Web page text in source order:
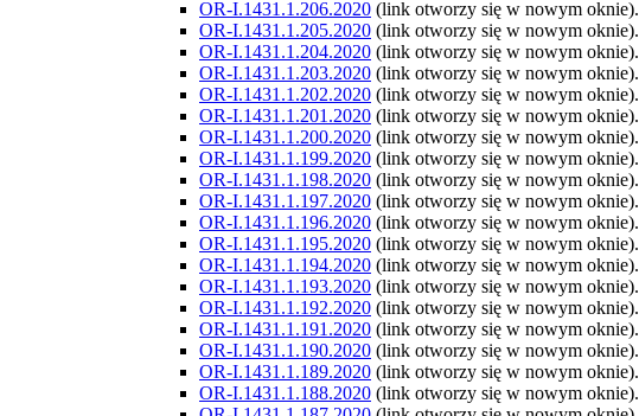
OR-I.1431.1.206.2020 (link otworzy się w nowym oknie).
OR-I.1431.1.205.2020 (link otworzy się w nowym oknie).
OR-I.1431.1.204.2020 (link otworzy się w nowym oknie).
OR-I.1431.1.203.2020 (link otworzy się w nowym oknie).
OR-I.1431.1.202.2020 (link otworzy się w nowym oknie).
OR-I.1431.1.201.2020 (link otworzy się w nowym oknie).
OR-I.1431.1.200.2020 (link otworzy się w nowym oknie).
OR-I.1431.1.199.2020 (link otworzy się w nowym oknie).
OR-I.1431.1.198.2020 (link otworzy się w nowym oknie).
OR-I.1431.1.197.2020 (link otworzy się w nowym oknie).
OR-I.1431.1.196.2020 (link otworzy się w nowym oknie).
OR-I.1431.1.195.2020 (link otworzy się w nowym oknie).
OR-I.1431.1.194.2020 (link otworzy się w nowym oknie).
OR-I.1431.1.193.2020 (link otworzy się w nowym oknie).
OR-I.1431.1.192.2020 (link otworzy się w nowym oknie).
OR-I.1431.1.191.2020 (link otworzy się w nowym oknie).
OR-I.1431.1.190.2020 (link otworzy się w nowym oknie).
OR-I.1431.1.189.2020 (link otworzy się w nowym oknie).
OR-I.1431.1.188.2020 (link otworzy się w nowym oknie).